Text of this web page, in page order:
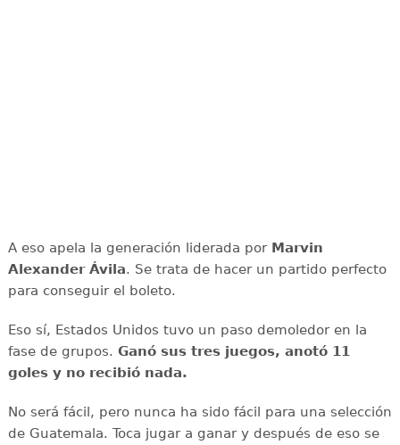
A eso apela la generación liderada por Marvin
Alexander Ávila. Se trata de hacer un partido perfecto
para conseguir el boleto.
Eso sí, Estados Unidos tuvo un paso demoledor en la
fase de grupos. Ganó sus tres juegos, anotó 11
goles y no recibió nada.
No será fácil, pero nunca ha sido fácil para una selección
de Guatemala. Toca jugar a ganar y después de eso se